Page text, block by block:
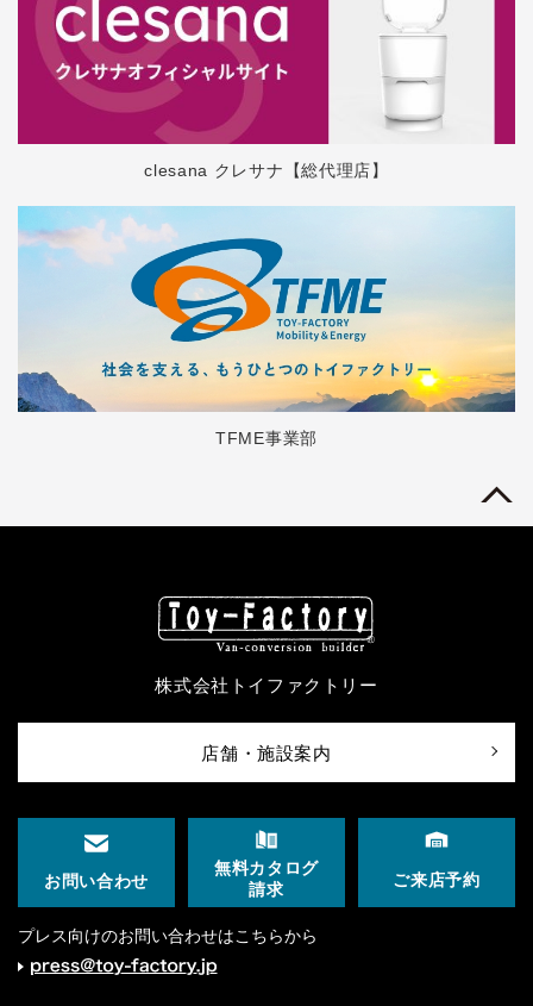
clesana クレサナ【総代理店】
TFME事業部
株式会社トイファクトリー
店舗・施設案内
お問い合わせ
無料カタログ
請求
ご来店予約
プレス向けのお問い合わせはこちらから